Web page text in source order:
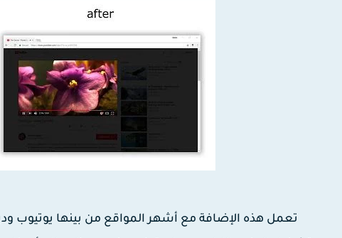
تعمل هذه الإضافة مع أشهر المواقع من بينها يوتيوب